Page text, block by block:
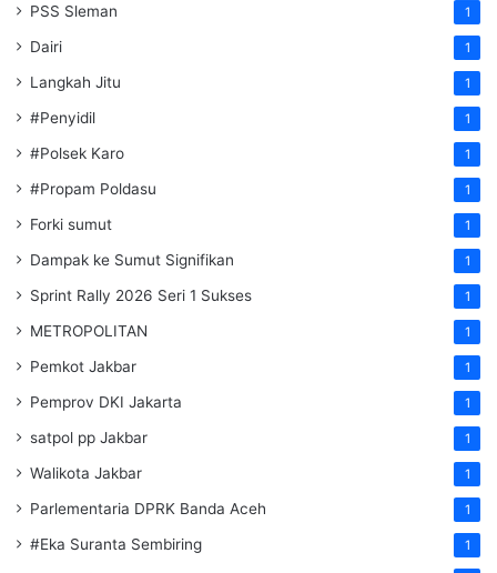
PSS Sleman 1
Dairi 1
Langkah Jitu 1
#Penyidil 1
#Polsek Karo 1
#Propam Poldasu 1
Forki sumut 1
Dampak ke Sumut Signifikan 1
Sprint Rally 2026 Seri 1 Sukses 1
METROPOLITAN 1
Pemkot Jakbar 1
Pemprov DKI Jakarta 1
satpol pp Jakbar 1
Walikota Jakbar 1
Parlementaria DPRK Banda Aceh 1
#Eka Suranta Sembiring 1